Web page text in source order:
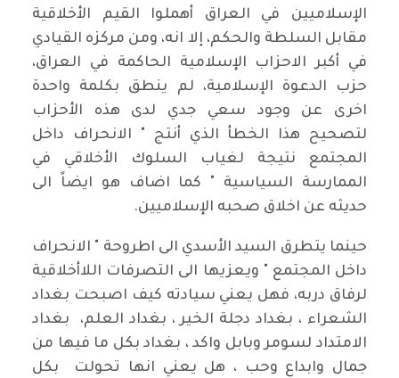
الإسلاميين في العراق أهملوا القيم الأخلاقية
مقابل السلطة والحكم، إلا انه، ومن مركزه القيادي
في أكبر الاحزاب الإسلامية الحاكمة في العراق،
حزب الدعوة الإسلامية، لم ينطق بكلمة واحدة
اخرى عن وجود سعي جدي لدى هذه الأحزاب
لتصحيح هذا الخطأ الذي أنتج " الانحراف داخل
المجتمع نتيجة لغياب السلوك الأخلاقي في
الممارسة السياسية " كما اضاف هو ايضاً الى
حديثه عن اخلاق صحبه الإسلاميين.
حينما يتطرق السيد الأسدي الى اطروحة " الانحراف
داخل المجتمع " ويعزيها الى التصرفات اللاأخلاقية
لرفاق دربه، فهل يعني سيادته كيف اصبحت بغداد
الشعراء ، بغداد دجلة الخير ، بغداد العلم، بغداد
الامتداد لسومر وبابل واكد ، بغداد بكل ما فيها من
جمال وابداع وحب ، هل يعني انها تحولت بكل